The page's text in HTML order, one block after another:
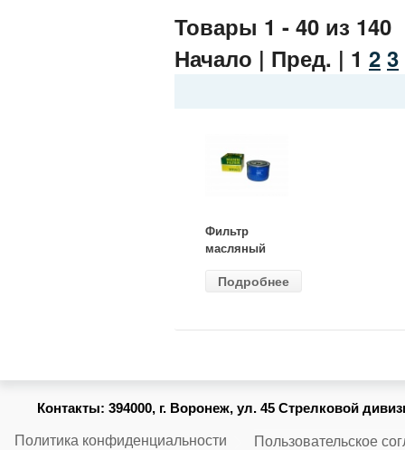
Товары 1 - 40 из 140
Начало | Пред. | 1 2 3
Фильтр
масляный
(MANN) W
Подробнее
Контакты: 394000, г. Воронеж, ул. 45 Стрелковой
Политика конфиденциальности Пользовательское